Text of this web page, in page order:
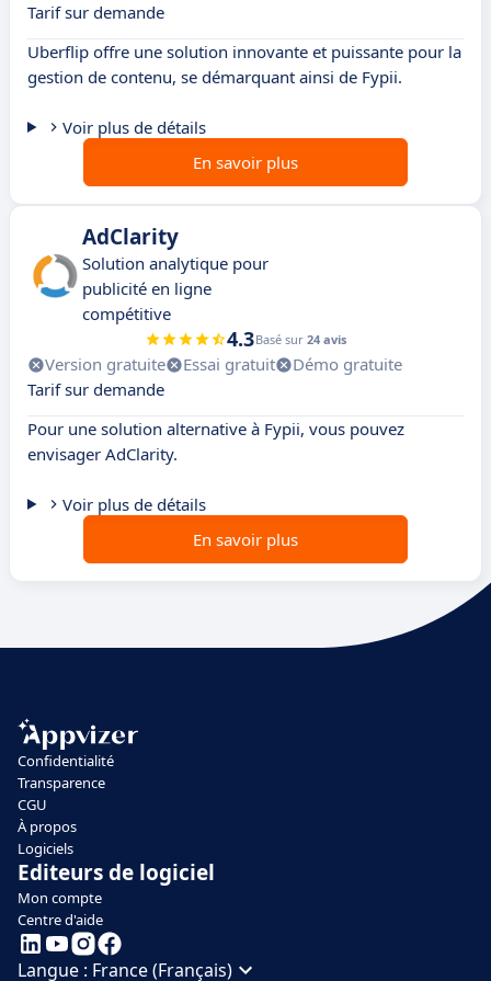
Tarif sur demande
Uberflip offre une solution innovante et puissante pour la
gestion de contenu, se démarquant ainsi de Fypii.
Voir plus de détails
En savoir plus
AdClarity
Solution analytique pour
publicité en ligne
compétitive
4.3Basé sur 24 avis
Version gratuite Essai gratuit
Démo gratuite
Tarif sur demande
Pour une solution alternative à Fypii, vous pouvez
envisager AdClarity.
Voir plus de détails
En savoir plus
Confidentialité
Transparence
CGU
À propos
Logiciels
Editeurs de logiciel
Mon compte
Centre d'aide
Langue : France (Français)